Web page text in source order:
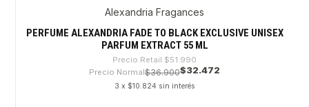
Alexandria Fragances
PERFUME ALEXANDRIA FADE TO BLACK EXCLUSIVE UNISEX
PARFUM EXTRACT 55 ML
Precio Retail $51.990
Precio Normal$36.900$32.472
3 x $10.824 sin interés